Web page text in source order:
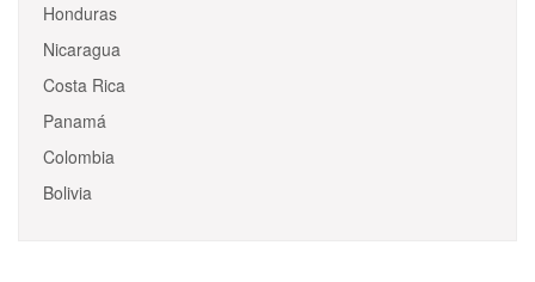
Honduras
Nicaragua
Costa Rica
Panamá
Colombia
Bolivia